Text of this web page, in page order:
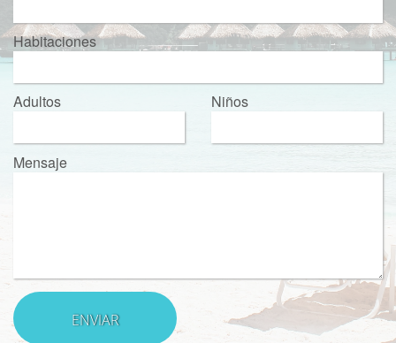
Habitaciones
Adultos Niños
Mensaje